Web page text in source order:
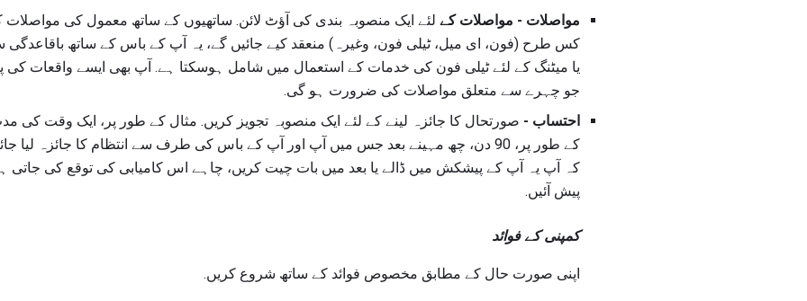
مواصلات - مواصلات کے لئے ایک منصوبہ بندی کی آؤٹ لائن. ساتھیوں کے ساتھ معمول کی
کس طرح (فون، ای میل، ٹیلی فون، وغیرہ) منعقد کیے جائیں گے، یہ آپ کے باس کے ساتھ
یا میٹنگ کے لئے ٹیلی فون کی خدمات کے استعمال میں شامل ہوسکتا ہے. آپ بھی ایسے واقعات
جو چہرے سے متعلق مواصلات کی ضرورت ہو گی.
احتساب - صورتحال کا جائزہ لینے کے لئے ایک منصوبہ تجویز کریں. مثال کے طور پر، ایک وقت کی
کے طور پر، 90 دن، چھ مہینے بعد جس میں آپ اور آپ کے باس کی طرف سے انتظام کا جائزہ
کہ آپ یہ آپ کے پیشکش میں ڈالے یا بعد میں بات چیت کریں، چاہے اس کامیابی کی توقع کی
پیش آئیں.
کمپنی کے فوائد
اپنی صورت حال کے مطابق مخصوص فوائد کے ساتھ شروع کریں.